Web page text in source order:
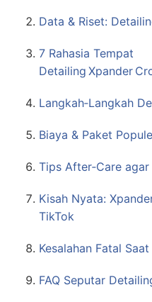
Data & Riset:
7 Rahasia Tempat
Detailing Xpander
Langkah‑Langkah
Biaya & Paket
Tips After‑Care
Kisah Nyata:
TikTok
Kesalahan Fatal
FAQ Seputar